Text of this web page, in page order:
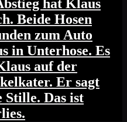
hat Klaus
Beide Hosen
zum Auto
in Unterhose. Es
auf der
Er sagt
Stille. Das ist